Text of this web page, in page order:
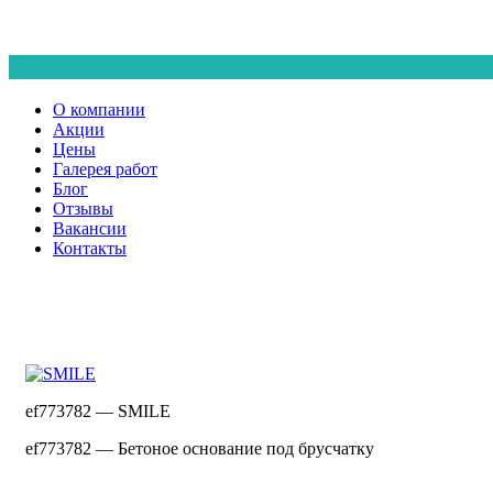
О компании
Акции
Цены
Галерея работ
Блог
Отзывы
Вакансии
Контакты
ef773782 — SMILE
ef773782 — Бетоное основание под брусчатку